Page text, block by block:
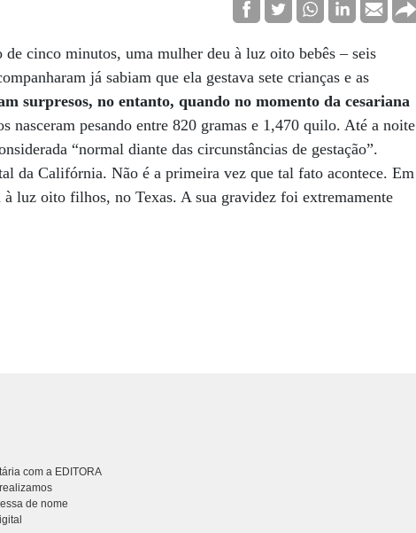
cinco minutos, uma mulher deu à luz oito bebês – seis
já sabiam que ela gestava sete crianças e as
surpresos, no entanto, quando no momento da cesariana
nasceram pesando entre 820 gramas e 1,470 quilo. Até a noite
“normal diante das circunstâncias de gestação”.
da Califórnia. Não é a primeira vez que tal fato acontece. Em
luz oito filhos, no Texas. A sua gravidez foi extremamente
com a EDITORA
de nome